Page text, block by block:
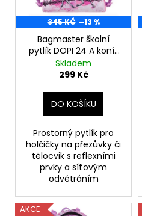
p
r 345 KČ –13 %
Bagmaster školní
pytlík DOPI 24 A koník
růžový
Skladem
299 Kč
DO KOŠÍKU
Prostorný pytlík pro
holčičky na přezůvky či
tělocvik s reflexními
prvky a síťovým
odvětráním
AKCE